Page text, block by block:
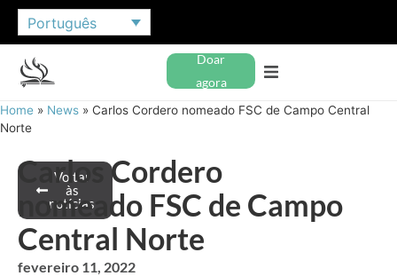
Português
Doar
agora
Home » News » Carlos Cordero nomeado FSC de Campo Central
Norte
Voltar
às
notícias
Carlos Cordero
nomeado FSC de Campo
Central Norte
fevereiro 11, 2022